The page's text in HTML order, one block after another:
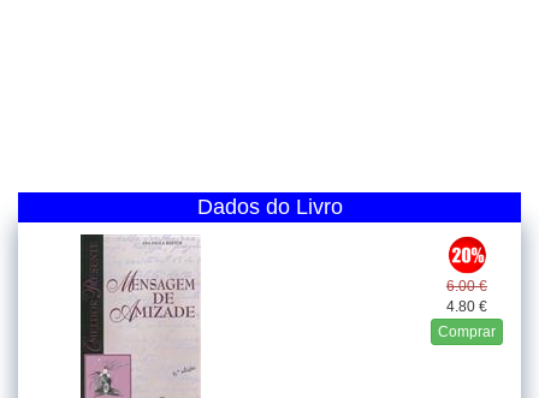
Dados do Livro
6.00 €
4.80 €
Comprar